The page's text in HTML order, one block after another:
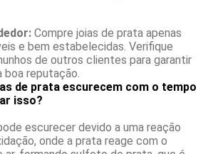
Compre joias de prata apenas
e bem estabelecidas. Verifique
de outros clientes para garantir
boa reputação.
de prata escurecem com o tempo
isso?
escurecer devido a uma reação
onde a prata reage com o